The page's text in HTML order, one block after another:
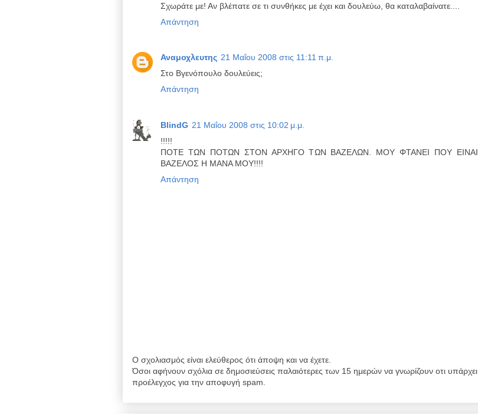
Σχωράτε με! Αν βλέπατε σε τι συνθήκες με έχει και δουλεύω, θα καταλαβαίνατε....
Απάντηση
Αναμοχλευτης 21 Μαΐου 2008 στις 11:11 π.μ.
Στο Βγενόπουλο δουλεύεις;
Απάντηση
BlindG 21 Μαΐου 2008 στις 10:02 μ.μ.
!!!!!
ΠΟΤΕ ΤΩΝ ΠΟΤΩΝ ΣΤΟΝ ΑΡΧΗΓΟ ΤΩΝ ΒΑΖΕΛΩΝ. ΜΟΥ ΦΤΑΝΕΙ ΠΟΥ ΕΙΝΑΙ
ΒΑΖΕΛΟΣ Η ΜΑΝΑ ΜΟΥ!!!!
Απάντηση
Ο σχολιασμός είναι ελεύθερος ότι άποψη και να έχετε.
Όσοι αφήνουν σχόλια σε δημοσιεύσεις παλαιότερες των 15 ημερών να γνωρίζουν οτι υπάρχει
προέλεγχος για την αποφυγή spam.